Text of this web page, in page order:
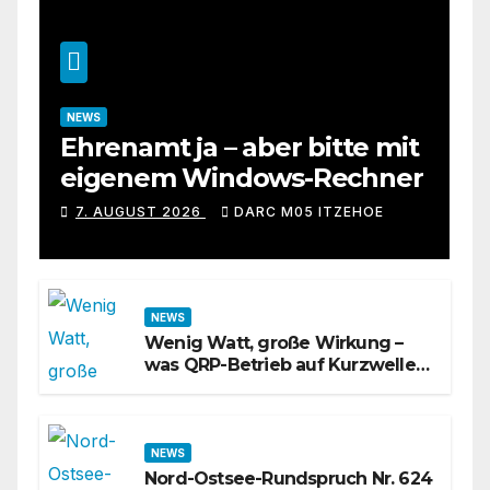
NEWS
Ehrenamt ja – aber bitte mit
eigenem Windows-Rechner
7. AUGUST 2026 DARC M05 ITZEHOE
NEWS
Wenig Watt, große Wirkung –
was QRP-Betrieb auf Kurzwelle
NEWS
Nord-Ostsee-Rundspruch Nr. 624